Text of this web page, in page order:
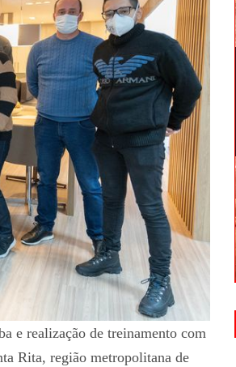
e realização de treinamento com
Rita, região metropolitana de